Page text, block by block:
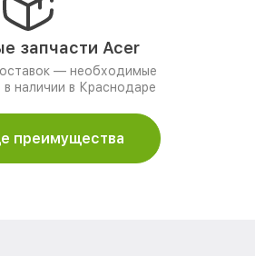
запчасти Acer
— необходимые
наличии в Краснодаре
преимущества